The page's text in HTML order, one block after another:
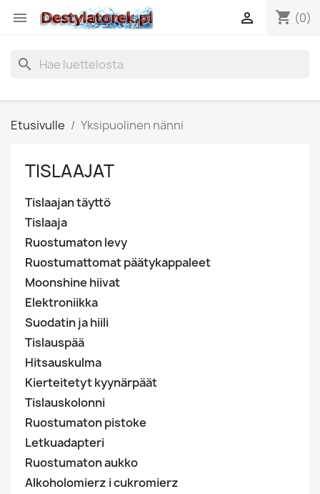
 shopping_cart (0)

search
Etusivulle Yksipuolinen nänni
TISLAAJAT
Tislaajan täyttö
Tislaaja
Ruostumaton levy
Ruostumattomat päätykappaleet
Moonshine hiivat
Elektroniikka
Suodatin ja hiili
Tislauspää
Hitsauskulma
Kierteitetyt kyynärpäät
Tislauskolonni
Ruostumaton pistoke
Letkuadapteri
Ruostumaton aukko
Alkoholomierz i cukromierz